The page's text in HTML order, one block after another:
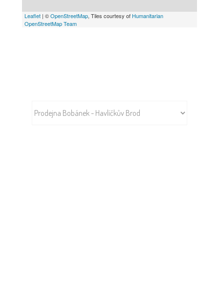
Leaflet | ©OpenStreetMap, Tiles courtesy of Humanitarian
OpenStreetMap Team